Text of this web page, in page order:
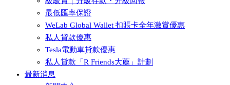
最低匯率保證
WeLab Global Wallet 扣賬卡全年激賞優惠
私人貸款優惠
Tesla電動車貸款優惠
私人貸款「R Friends大薦」計劃
最新消息